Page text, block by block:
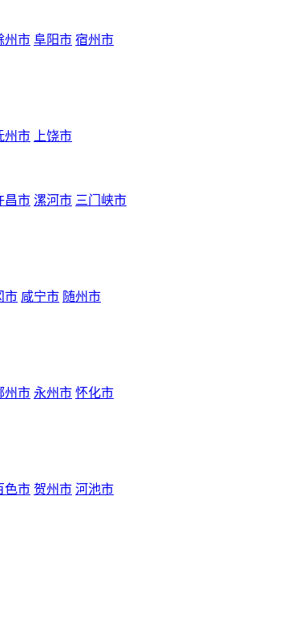
州市 阜阳市 宿州市
州市 上饶市
昌市 漯河市 三门峡市
市 咸宁市 随州市
州市 永州市 怀化市
色市 贺州市 河池市